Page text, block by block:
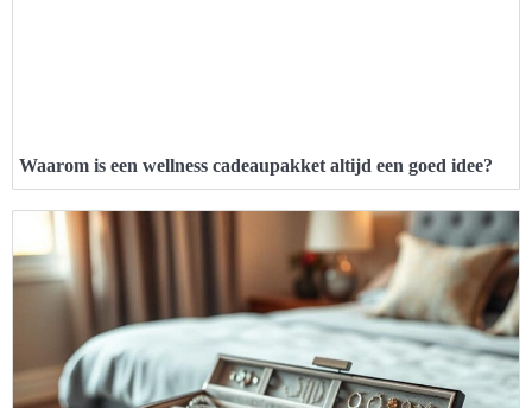
Waarom is een wellness cadeaupakket altijd een goed idee?